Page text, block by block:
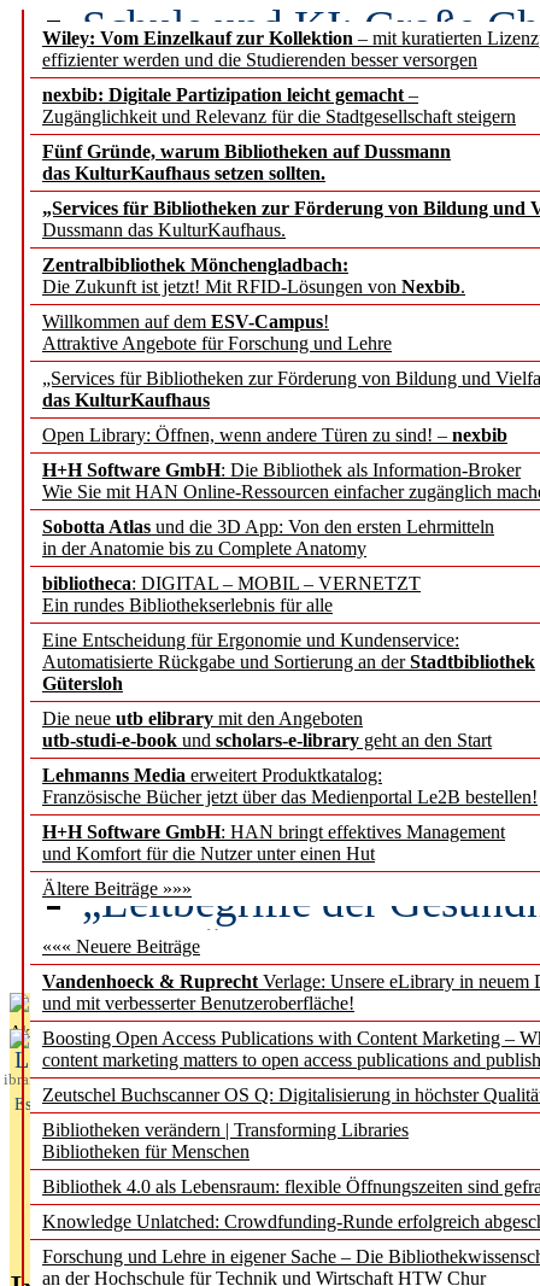
Wiley: Vom Einzelkauf zur Kollektion – mit kuratierten
effizienter werden und die Studierenden besser versorgen
nexbib: Digitale Partizipation leicht gemacht –
Zugänglichkeit und Relevanz für die Stadtgesellschaft steigern
Fünf Gründe, warum Bibliotheken auf Dussmann
das KulturKaufhaus setzen sollten.
„Services für Bibliotheken zur Förderung von Bildung und
Dussmann das KulturKaufhaus.
Zentralbibliothek Mönchengladbach:
Die Zukunft ist jetzt! Mit RFID-Lösungen von Nexbib.
Willkommen auf dem ESV-Campus!
Attraktive Angebote für Forschung und Lehre
„Services für Bibliotheken zur Förderung von Bildung und
das KulturKaufhaus
Open Library: Öffnen, wenn andere Türen zu sind! – nexbib
H+H Software GmbH: Die Bibliothek als Information-Broker
Wie Sie mit HAN Online-Ressourcen einfacher zugänglich
Sobotta Atlas und die 3D App: Von den ersten Lehrmitteln
in der Anatomie bis zu Complete Anatomy
bibliotheca: DIGITAL – MOBIL – VERNETZT
Ein rundes Bibliothekserlebnis für alle
Eine Entscheidung für Ergonomie und Kundenservice:
Automatisierte Rückgabe und Sortierung an derStadtbibliothek
Gütersloh
Die neue utb elibrary mit den Angeboten
utb-studi-e-book und scholars-e-library geht an den Start
Lehmanns Media erweitert Produktkatalog:
Französische Bücher jetzt über das Medienportal Le2B bestellen!
H+H Software GmbH: HAN bringt effektives Management
und Komfort für die Nutzer unter einen Hut
Ältere Beiträge »»»
««« Neuere Beiträge
Vandenhoeck & Ruprecht Verlage: Unsere eLibrary in neuem
und mit verbesserter Benutzeroberfläche!
Boosting Open Access Publications with Content Marketing –
content marketing matters to open access publications and
Zeutschel Buchscanner OS Q: Digitalisierung in höchster
Bibliotheken verändern | Transforming Libraries
Bibliotheken für Menschen
Bibliothek 4.0 als Lebensraum: flexible Öffnungszeiten sind
Knowledge Unlatched: Crowdfunding-Runde erfolgreich
Forschung und Lehre in eigener Sache – Die
an der Hochschule für Technik und Wirtschaft HTW Chur
Schule und KI: Große
Voraussetzungen
Erfolgreiches erstes
Segment Research –
angepasst
konstruktiv!
Mohr Siebeck
und die Zeitschrift für
Francke Attempto
EBSCO Information
Recherchefunktionen in
Sorbisches Institut neu
Geschichte und
Künstliche Intelligenz
besser zu verstehen
„Leitbegriffe der
des BIÖG erscheinen
Aktuelles aus
L
ibrary
Essentials